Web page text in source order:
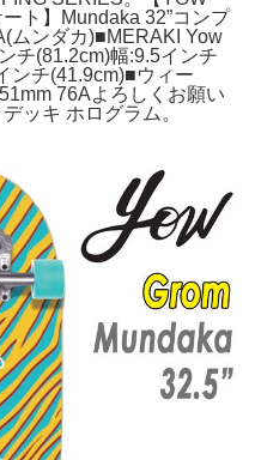
ト】Mundaka 32”コンプ
ムンダカ)■MERAKI Yow
チ(81.2cm)幅:9.5インチ
ンチ(41.9cm)■ウィー
76Aよろしくお願い
ッキ ホログラム。